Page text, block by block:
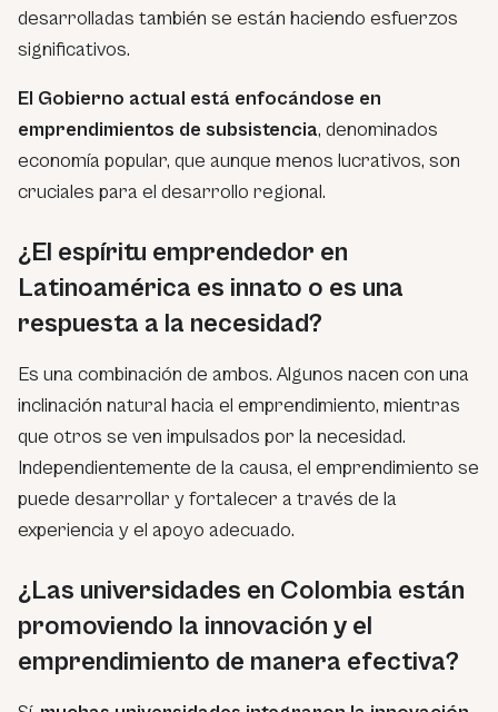
desarrolladas también se están haciendo esfuerzos
significativos.
El Gobierno actual está enfocándose en
emprendimientos de subsistencia, denominados
economía popular, que aunque menos lucrativos, son
cruciales para el desarrollo regional.
¿El espíritu emprendedor en
Latinoamérica es innato o es una
respuesta a la necesidad?
Es una combinación de ambos. Algunos nacen con una
inclinación natural hacia el emprendimiento, mientras
que otros se ven impulsados por la necesidad.
Independientemente de la causa, el emprendimiento se
puede desarrollar y fortalecer a través de la
experiencia y el apoyo adecuado.
¿Las universidades en Colombia están
promoviendo la innovación y el
emprendimiento de manera efectiva?